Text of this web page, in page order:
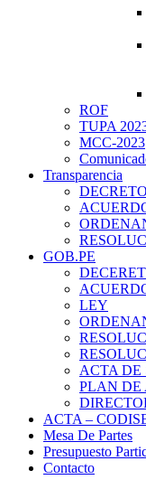
ROF
TUPA
MCC-2023
Transparencia
GOB.PE
LEY
ACTA DE
PLAN DE
ACTA –
Mesa De Partes
Presupuesto
Contacto